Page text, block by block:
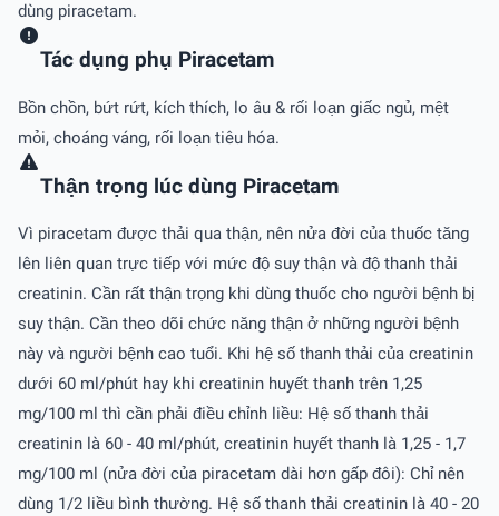
dùng piracetam.
Tác dụng phụ Piracetam
Bồn chồn, bứt rứt, kích thích, lo âu & rối loạn giấc ngủ, mệt
mỏi, choáng váng, rối loạn tiêu hóa.
Thận trọng lúc dùng Piracetam
Vì piracetam được thải qua thận, nên nửa đời của thuốc tăng
lên liên quan trực tiếp với mức độ suy thận và độ thanh thải
creatinin. Cần rất thận trọng khi dùng thuốc cho người bệnh bị
suy thận. Cần theo dõi chức năng thận ở những người bệnh
này và người bệnh cao tuổi. Khi hệ số thanh thải của creatinin
dưới 60 ml/phút hay khi creatinin huyết thanh trên 1,25
mg/100 ml thì cần phải điều chỉnh liều: Hệ số thanh thải
creatinin là 60 - 40 ml/phút, creatinin huyết thanh là 1,25 - 1,7
mg/100 ml (nửa đời của piracetam dài hơn gấp đôi): Chỉ nên
dùng 1/2 liều bình thường. Hệ số thanh thải creatinin là 40 - 20